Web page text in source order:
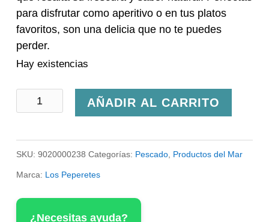
para disfrutar como aperitivo o en tus platos
favoritos, son una delicia que no te puedes
perder.
Hay existencias
Sardinillas
Escabeche
-
Los
Peperetes
AÑADIR AL CARRITO
SKU:9020000238 Categorías: Pescado, Productos del Mar
Marca: Los Peperetes
¿Necesitas ayuda?